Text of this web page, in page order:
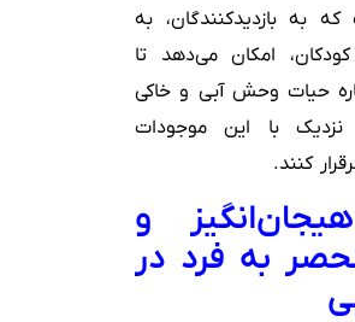
به بازدیدکنندگان، به
امکان می‌دهد تا
حیات وحش آبی و خاکی
با این موجودات
کنند.
و
به فرد در